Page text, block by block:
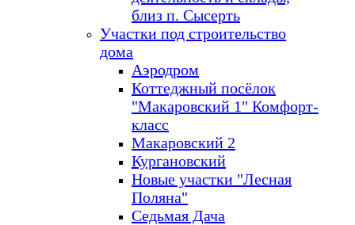
близ п. Сысерть
Участки под строительство
дома
Аэродром
Коттеджный посёлок
"Макаровский 1" Комфорт-
класс
Макаровский 2
Кургановский
Новые участки "Лесная
Поляна"
Седьмая Дача